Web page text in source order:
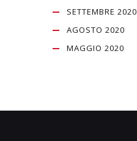
SETTEMBRE 2020
AGOSTO 2020
MAGGIO 2020